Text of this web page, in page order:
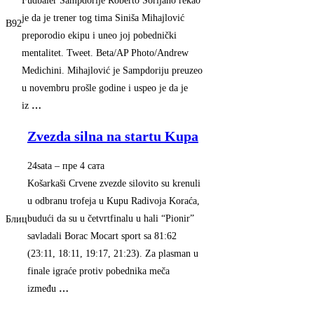
B92
je da je trener tog tima Siniša Mihajlović
preporodio ekipu i uneo joj pobednički
mentalitet. Tweet. Beta/AP Photo/Andrew
Medichini. Mihajlović je Sampdoriju preuzeo
u novembru prošle godine i uspeo je da je
iz …
Блиц
Zvezda silna na startu Kupa
24sata – ‎пре 4 сата‎
Košarkaši Crvene zvezde silovito su krenuli
u odbranu trofeja u Kupu Radivoja Koraća,
budući da su u četvrtfinalu u hali “Pionir”
savladali Borac Mocart sport sa 81:62
(23:11, 18:11, 19:17, 21:23). Za plasman u
finale igraće protiv pobednika meča
između …